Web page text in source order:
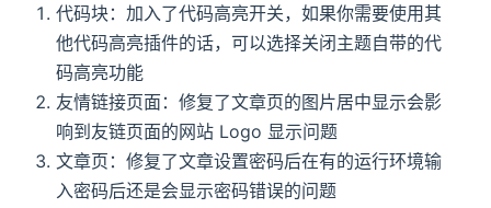
代码块：加入了代码高亮开关，如果你需要使用其
他代码高亮插件的话，可以选择关闭主题自带的代
码高亮功能
友情链接页面：修复了文章页的图片居中显示会影
响到友链页面的网站 Logo 显示问题
文章页：修复了文章设置密码后在有的运行环境输
入密码后还是会显示密码错误的问题